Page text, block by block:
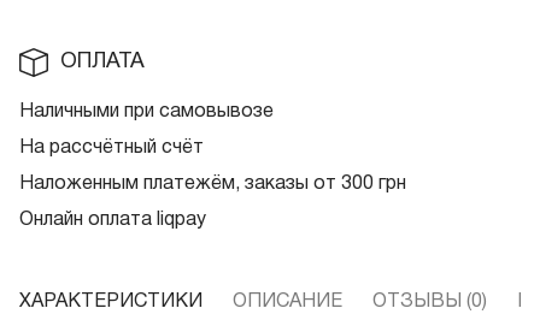
ОПЛАТА
Наличными при самовывозе
На рассчётный счёт
Наложенным платежём, заказы от 300 грн
Онлайн оплата liqpay
ХАРАКТЕРИСТИКИ ОПИСАНИЕ ОТЗЫВЫ (0)